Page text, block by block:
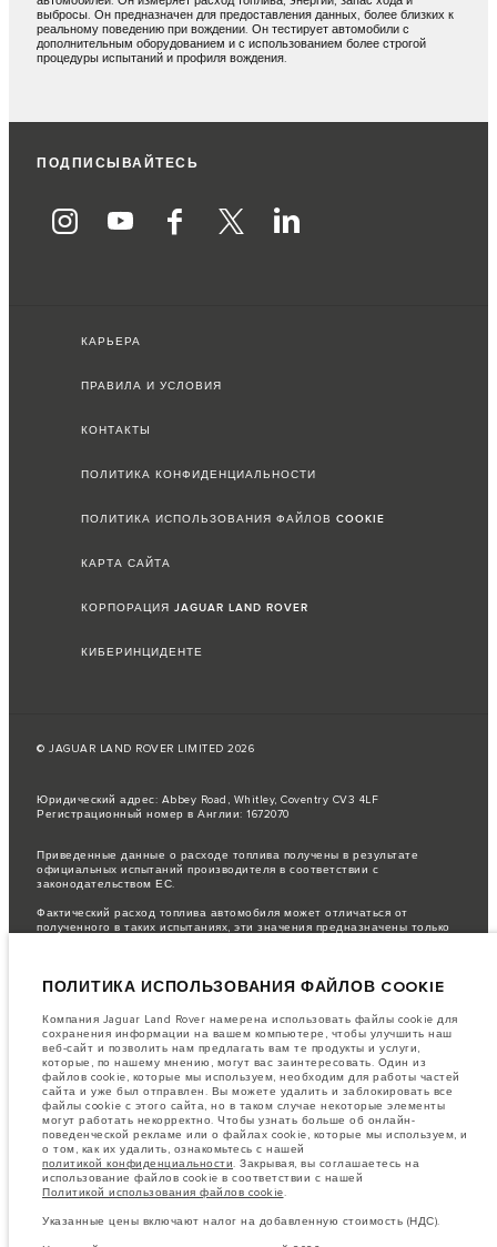
выбросы. Он предназначен для предоставления данных, более близких к
реальному поведению при вождении. Он тестирует автомобили с
дополнительным оборудованием и с использованием более строгой
процедуры испытаний и профиля вождения.
ПОДПИСЫВАЙТЕСЬ
КАРЬЕРА
ПРАВИЛА И УСЛОВИЯ
КОНТАКТЫ
ПОЛИТИКА КОНФИДЕНЦИАЛЬНОСТИ
ПОЛИТИКА ИСПОЛЬЗОВАНИЯ ФАЙЛОВ COOKIE
КАРТА САЙТА
КОРПОРАЦИЯ JAGUAR LAND ROVER
КИБЕРИНЦИДЕНТЕ
© JAGUAR LAND ROVER LIMITED 2026
Юридический адрес: Abbey Road, Whitley, Coventry CV3 4LF
Регистрационный номер в Англии: 1672070
Приведенные данные о расходе топлива получены в результате
официальных испытаний производителя в соответствии с
законодательством ЕС.
Фактический расход топлива автомобиля может отличаться от
полученного в таких испытаниях, эти значения предназначены только
настоящее время в мире наблюдается дефицит полупроводников,
транспортных средств, доступность опционального оборудования и
сроки производства. Ситуация меняется очень быстро. Поэтому
используемые на сайте изображения могут не в полной мере
соответствовать доступным особенностям, опциям, комплектациям и
цветовым схемам автомобилей. Подробную информацию о
действующих ограничениях уточняйте у авторизованных дилеров.
Информация, технические характеристики, двигатели и цвета на этом
веб-сайте указаны для европейских комплектаций автомобилей. Они
могут различаться в зависимости от рынка и могут быть изменены без
предварительного уведомления. Некоторые автомобили показаны с
дополнительным оборудованием, которое может быть недоступно для
некоторых рынков. Пожалуйста, свяжитесь с местным дилером, чтобы
узнать о наличии товаров и ценах в вашем регионе.
Указанные цены включают налог на добавленную стоимость (НДС).
ПОЛИТИКА ИСПОЛЬЗОВАНИЯ ФАЙЛОВ COOKIE
Компания Jaguar Land Rover намерена использовать файлы cookie для
сохранения информации на вашем компьютере, чтобы улучшить наш
веб-сайт и позволить нам предлагать вам те продукты и услуги,
которые, по нашему мнению, могут вас заинтересовать. Один из
файлов cookie, которые мы используем, необходим для работы частей
сайта и уже был отправлен. Вы можете удалить и заблокировать все
файлы cookie с этого сайта, но в таком случае некоторые элементы
могут работать некорректно. Чтобы узнать больше об онлайн-
поведенческой рекламе или о файлах cookie, которые мы используем, и
о том, как их удалить, ознакомьтесь с нашей
политикой конфиденциальности. Закрывая, вы соглашаетесь на
использование файлов cookie в соответствии с нашей
Политикой использования файлов cookie.
Указанные цены включают налог на добавленную стоимость (НДС).